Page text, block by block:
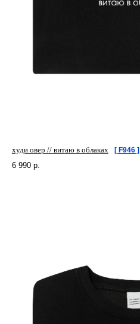
худи овер // витаю в облаках [ F946 ]
6 990 р.